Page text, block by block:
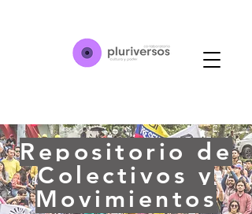
Repositorio de
Colectivos y
Movimientos